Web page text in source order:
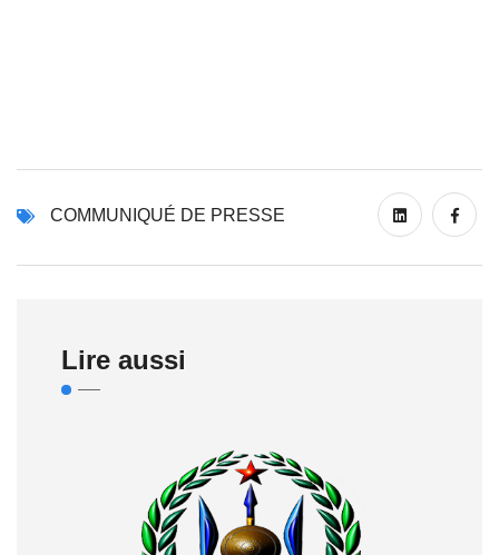
COMMUNIQUÉ DE PRESSE
Lire aussi